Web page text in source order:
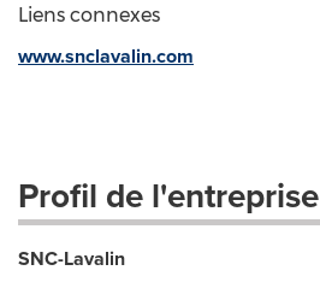
Liens connexes
www.snclavalin.com
Profil de l'entreprise
SNC-Lavalin